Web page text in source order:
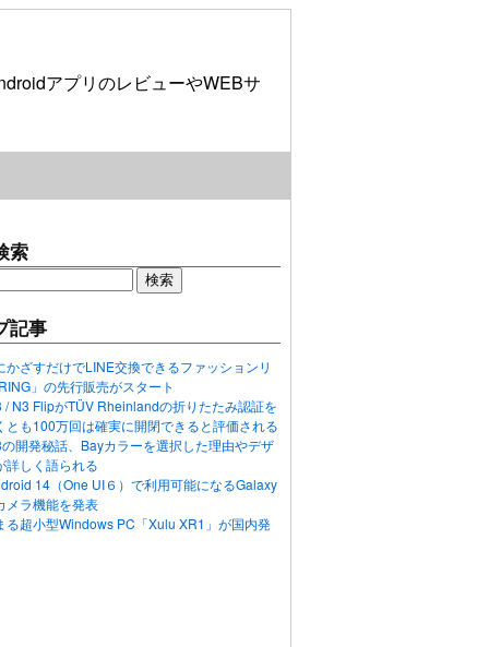
アプリのレビューやWEBサ
索
記事
かざすだけでLINE交換できるファッションリ
」の先行販売がスタート
/ N3 FlipがTÜV Rheinlandの折りたたみ認証を
とも100万回は確実に開閉できると評価される
開発秘話、Bayカラーを選択した理由やデザ
詳しく語られる
14（One UI６）で利用可能になるGalaxy
メラ機能を発表
る超小型Windows PC「Xulu XR1」が国内発